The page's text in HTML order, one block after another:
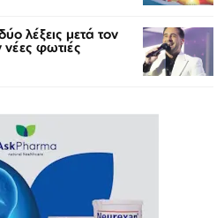
λέξεις μετά τον
φωτιές